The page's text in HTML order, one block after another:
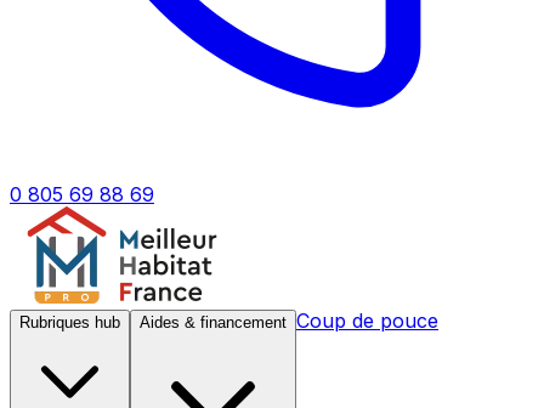
0 805 69 88 69
Rubriques hub Aides & financement Coup de pouce